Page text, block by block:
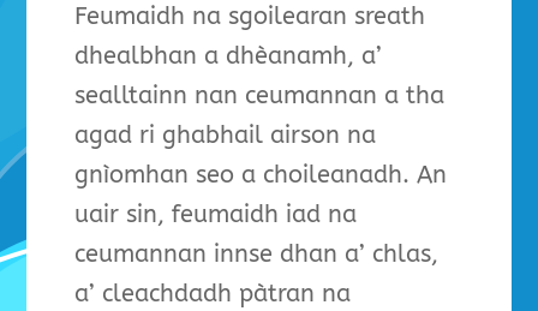
Feumaidh na sgoilearan sreath
dhealbhan a dhèanamh, a’
sealltainn nan ceumannan a tha
agad ri ghabhail airson na
gnìomhan seo a choileanadh. An
uair sin, feumaidh iad na
ceumannan innse dhan a’ chlas,
a’ cleachdadh pàtran na